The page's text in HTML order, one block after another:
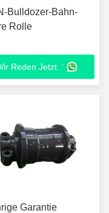
Bulldozer-Bahn-
Rolle
Reden Jetzt. '
Garantie